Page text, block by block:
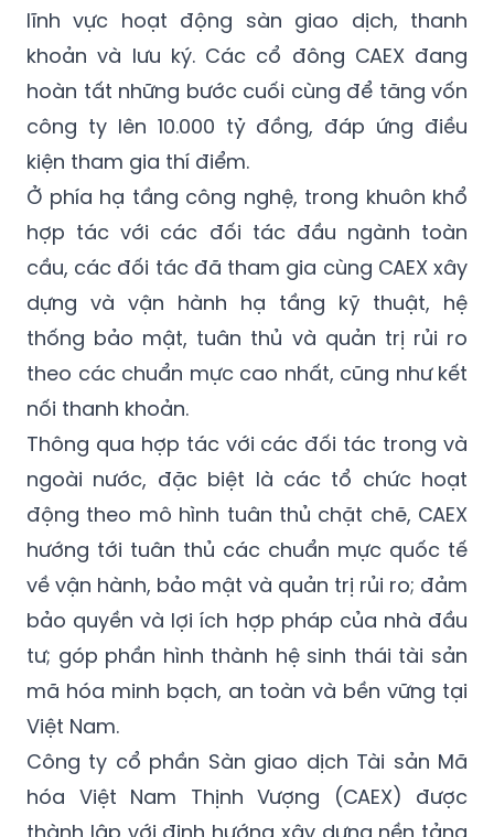
lĩnh vực hoạt động sàn giao dịch, thanh
khoản và lưu ký. Các cổ đông CAEX đang
hoàn tất những bước cuối cùng để tăng vốn
công ty lên 10.000 tỷ đồng, đáp ứng điều
kiện tham gia thí điểm.
Ở phía hạ tầng công nghệ, trong khuôn khổ
hợp tác với các đối tác đầu ngành toàn
cầu, các đối tác đã tham gia cùng CAEX xây
dựng và vận hành hạ tầng kỹ thuật, hệ
thống bảo mật, tuân thủ và quản trị rủi ro
theo các chuẩn mực cao nhất, cũng như kết
nối thanh khoản.
Thông qua hợp tác với các đối tác trong và
ngoài nước, đặc biệt là các tổ chức hoạt
động theo mô hình tuân thủ chặt chẽ, CAEX
hướng tới tuân thủ các chuẩn mực quốc tế
về vận hành, bảo mật và quản trị rủi ro; đảm
bảo quyền và lợi ích hợp pháp của nhà đầu
tư; góp phần hình thành hệ sinh thái tài sản
mã hóa minh bạch, an toàn và bền vững tại
Việt Nam.
Công ty cổ phần Sàn giao dịch Tài sản Mã
hóa Việt Nam Thịnh Vượng (CAEX) được